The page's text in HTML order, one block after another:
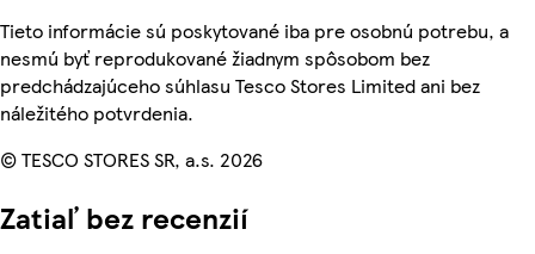
Tieto informácie sú poskytované iba pre osobnú potrebu, a
nesmú byť reprodukované žiadnym spôsobom bez
predchádzajúceho súhlasu Tesco Stores Limited ani bez
náležitého potvrdenia.
© TESCO STORES SR, a.s. 2026
Zatiaľ bez recenzií